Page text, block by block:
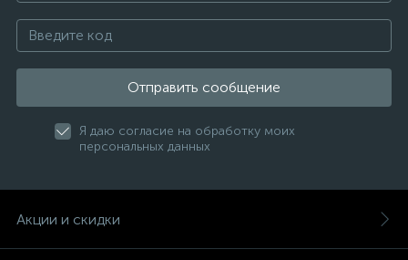
Отправить сообщение
Я даю согласие на обработку моих
персональных данных
Акции и скидки